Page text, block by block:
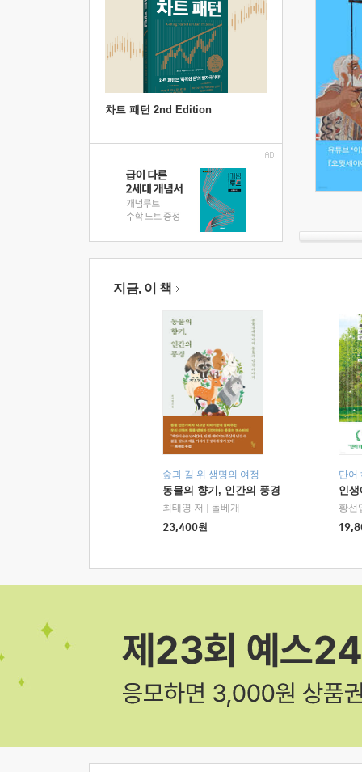
차트 패턴 2nd Edition
지금, 이 책
숲과 길 위 생명의 여정
동물의 향기, 인간의 풍경
최태영 저
돌베개
23,400원
단어
인
황선